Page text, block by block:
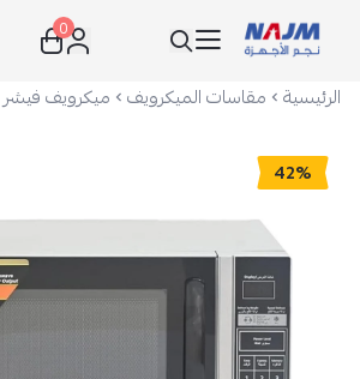
نجم الأجهزة
0
الرئيسية مقاسات الميكرويف ميكرويف فيشر 30 لتر - 1000 واط - بدون شواية - تحكم باللمس - فضي - FEM-S7530V
42%